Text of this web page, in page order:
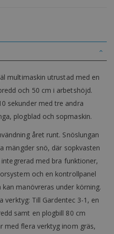
multimaskin utrustad med en
och 50 cm i arbetshöjd.
sekunder med tre andra
plogblad och sopmaskin.
året runt. Snöslungan
mängder snö, där sopkvasten
med bra funktioner,
och en kontrollpanel
manövreras under körning.
verktyg: Till Gardentec 3-1, en
samt en plogbill 80 cm
med flera verktyg inom gräs,